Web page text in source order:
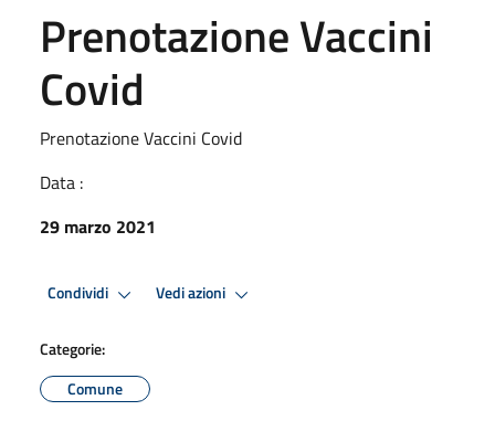
Prenotazione Vaccini
Covid
Prenotazione Vaccini Covid
Data :
29 marzo 2021
Condividi Vedi azioni
Categorie:
Comune